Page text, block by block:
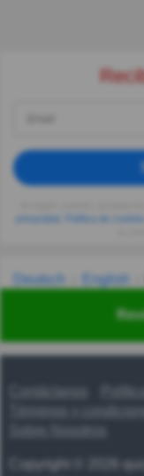
privacidad
Deutsch English
Contáctanos
Términos y
Copyright © 2026